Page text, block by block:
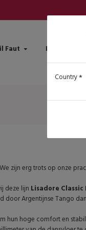
Country
Faut Lisadore
zijn erg trots op onze
deze lijn Lisadore Classic
Argentijnse Tango
hun hoge comfort en